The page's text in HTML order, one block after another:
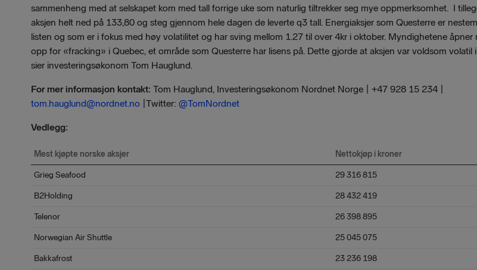
sammenheng med at selskapet kom med tall forrige uke som naturlig tiltrekker seg mye oppmerksomhet. I
aksjen helt ned på 133,80 og steg gjennom hele dagen de leverte q3 tall. Energiaksjer som Questerre er
listen og som er i fokus med høy volatilitet og har sving mellom 1.27 til over 4kr i oktober. Myndighetene åpner
opp for «fracking» i Quebec, et område som Questerre har lisens på. Dette gjorde at aksjen var voldsom volatil
sier investeringsøkonom Tom Hauglund.
For mer informasjon kontakt: Tom Hauglund, Investeringsøkonom Nordnet Norge | +47 928 15 234 |
tom.hauglund@nordnet.no |Twitter: @TomNordnet
Vedlegg:
Mest kjøpte norske aksjer Nettokjøp i kroner
Grieg Seafood 29 316 815
B2Holding 28 432 419
Telenor 26 398 895
Norwegian Air Shuttle 25 045 075
Bakkafrost 23 236 198